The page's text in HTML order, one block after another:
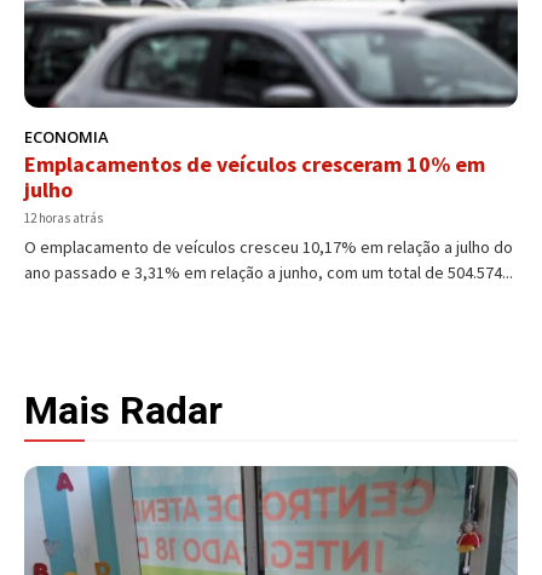
ECONOMIA
Emplacamentos de veículos cresceram 10% em
julho
12 horas atrás
O emplacamento de veículos cresceu 10,17% em relação a julho do
ano passado e 3,31% em relação a junho, com um total de 504.574...
Mais Radar